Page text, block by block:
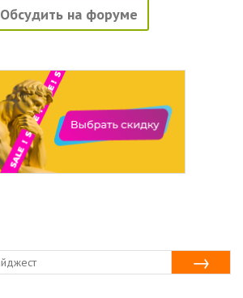
Обсудить на форуме